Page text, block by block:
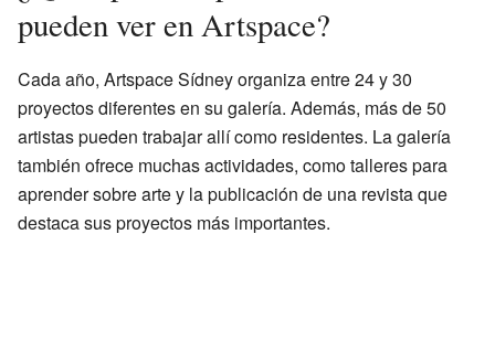
pueden ver en Artspace?
Cada año, Artspace Sídney organiza entre 24 y 30
proyectos diferentes en su galería. Además, más de 50
artistas pueden trabajar allí como residentes. La galería
también ofrece muchas actividades, como talleres para
aprender sobre arte y la publicación de una revista que
destaca sus proyectos más importantes.